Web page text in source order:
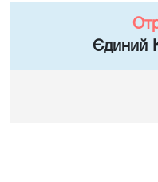
Єдиний